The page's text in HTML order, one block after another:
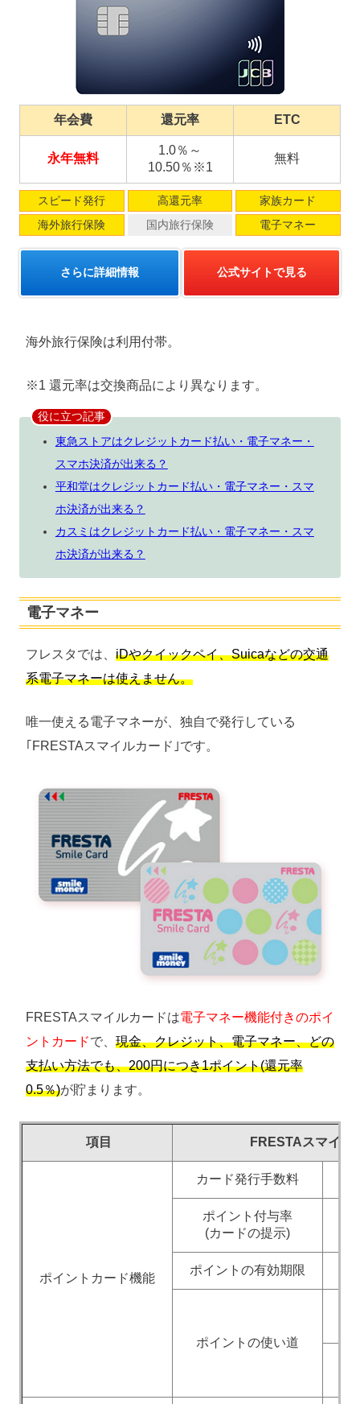
年会費 還元率 ETC
永年無料
1.0％～
10.50％※1
無料
スピード発行 高還元率
家族カード
海外旅行保険
国内旅行保険 電子マネー
さらに詳細情報 公式サイトで見る
海外旅行保険は利用付帯。
※1 還元率は交換商品により異なります。
役に立つ記事
東急ストアはクレジットカード払い・電子マネー・
スマホ決済が出来る？
平和堂はクレジットカード払い・電子マネー・スマ
ホ決済が出来る？
カスミはクレジットカード払い・電子マネー・スマ
ホ決済が出来る？
電子マネー
フレスタでは、 iDやクイックペイ、Suicaなどの交通
系電子マネーは使えません。
唯一使える電子マネーが、独自で発行している
｢FRESTAスマイルカード｣です。
FRESTAスマイルカードは電子マネー機能付きのポイ
ントカードで、 現金、クレジット、電子マネー、どの
支払い方法でも、200円につき1ポイント(還元率
0.5％)が貯まります。
項目 FRESTAスマイル
ポイントカード機能
カード発行手数料
ポイント付与率
(カードの提示)
ポイントの有効期限
ポイントの使い道